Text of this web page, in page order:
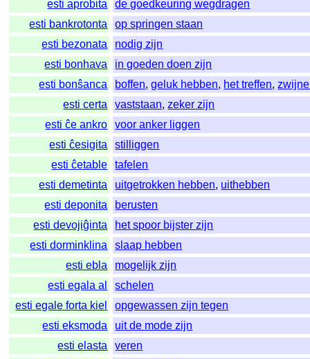
esti aprobita
de goedkeuring wegdragen
esti bankrotonta
op springen staan
esti bezonata
nodig zijn
esti bonhava
in goeden doen zijn
esti bonŝanca
boffen,geluk hebben, het treffen,
esti certa
vaststaan,zeker zijn
esti ĉe ankro
voor anker liggen
esti ĉesigita
stilliggen
esti ĉetable
tafelen
esti demetinta
uitgetrokken hebben, uithebben
esti deponita
berusten
esti devojiĝinta
het spoor bijster zijn
esti dorminklina
slaap hebben
esti ebla
mogelijk zijn
esti egala al
schelen
esti egale forta kiel
opgewassen zijn tegen
esti eksmoda
uit de mode zijn
esti elasta
veren